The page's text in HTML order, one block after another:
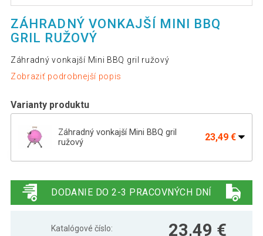
ZÁHRADNÝ VONKAJŠÍ MINI BBQ
GRIL RUŽOVÝ
Záhradný vonkajší Mini BBQ gril ružový
Zobraziť podrobnejší popis
Varianty produktu
Záhradný vonkajší Mini BBQ gril
ružový
23,49 €
čierny okrúhly
Záhradný vonkajší Mini BBQ gril - fialový 23,49 €
DODANIE DO 2-3 PRACOVNÝCH DNÍ
Katalógové číslo:
23,49 €